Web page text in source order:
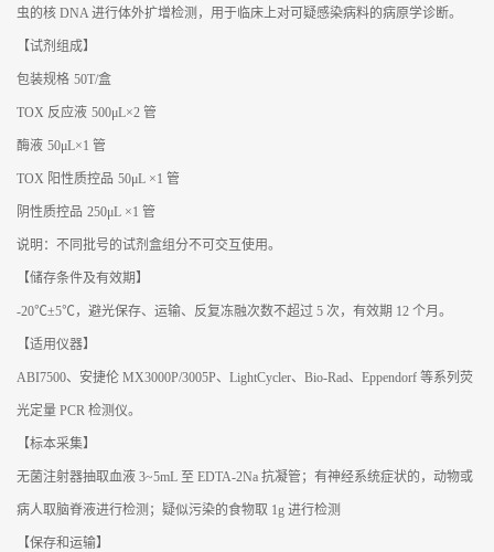
留
虫的核 DNA 进行体外扩增检测，用于临床上对可疑感染病料的病原学诊断。
【试剂组成】
包装规格 50T/盒
TOX 反应液 500μL×2 管
酶液 50μL×1 管
TOX 阳性质控品 50μL ×1 管
阴性质控品 250μL ×1 管
说明：不同批号的试剂盒组分不可交互使用。
【储存条件及有效期】
-20℃±5℃，避光保存、运输、反复冻融次数不超过 5 次，有效期 12 个月。
【适用仪器】
ABI7500、安捷伦 MX3000P/3005P、LightCycler、Bio-Rad、Eppendorf 等系列荧
光定量 PCR 检测仪。
【标本采集】
无菌注射器抽取血液 3~5mL 至 EDTA-2Na 抗凝管；有神经系统症状的，动物或
病人取脑脊液进行检测；疑似污染的食物取 1g 进行检测
【保存和运输】